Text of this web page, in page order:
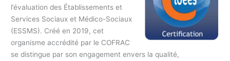
l’évaluation des Établissements et
Services Sociaux et Médico-Sociaux
(ESSMS). Créé en 2019, cet
organisme accrédité par le COFRAC
se distingue par son engagement envers la qualité,